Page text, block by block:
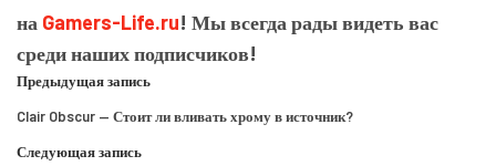
на Gamers-Life.ru! Мы всегда рады видеть вас
среди наших подписчиков!
Предыдущая запись
Clair Obscur — Стоит ли вливать хрому в источник?
Следующая запись